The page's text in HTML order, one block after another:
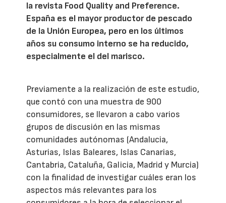
la revista Food Quality and Preference.
España es el mayor productor de pescado
de la Unión Europea, pero en los últimos
años su consumo interno se ha reducido,
especialmente el del marisco.
Previamente a la realización de este estudio,
que contó con una muestra de 900
consumidores, se llevaron a cabo varios
grupos de discusión en las mismas
comunidades autónomas (Andalucia,
Asturias, Islas Baleares, Islas Canarias,
Cantabria, Cataluña, Galicia, Madrid y Murcia)
con la finalidad de investigar cuáles eran los
aspectos más relevantes para los